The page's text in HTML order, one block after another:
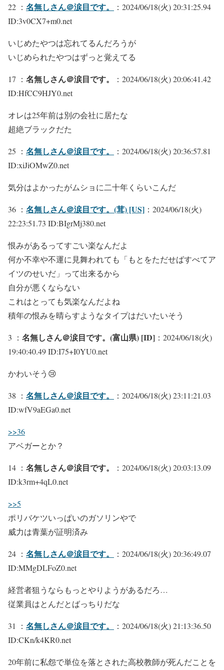
22 ： 名無しさん＠涙目です。
：2024/06/18(火) 20:31:25.94
ID:3v0CX7+m0.net
いじめたやつは忘れてるんだろうが
いじめられたやつはずっと覚えてる
17 ： 名無しさん＠涙目です。
：2024/06/18(火) 20:06:41.42
ID:HfCC9HJY0.net
オレは25年前は別の会社に居たな
超絶ブラックだた
25 ： 名無しさん＠涙目です。
：2024/06/18(火) 20:36:57.81
ID:xiJiOMwZ0.net
気分はよかったがムショに二十年くらいこんだ
36 ： 名無しさん＠涙目です。(茸) [US] ：2024/06/18(火)
22:23:51.73 ID:BIgrMj380.net
恨みがあるってすごい楽なんだよ
何か不幸や不運に見舞われても「もとをただせばすべてア
イツのせいだ」って出来るから
自分が悪くならない
これはとっても気楽なんだよね
積年の恨みを晴らすようなタイプはだいたいそう
3 ： 名無しさん＠涙目です。(富山県) [ID] ：2024/06/18(火)
19:40:40.49 ID:I75+I0YU0.net
かわいそう😢
38 ： 名無しさん＠涙目です。
：2024/06/18(火) 23:11:21.03
ID:wfV9aEGa0.net
>>36
アベガーとか？
14 ： 名無しさん＠涙目です。
：2024/06/18(火) 20:03:13.09
ID:k3rm+4qL0.net
>>5
ポリバケツいっぱいのガソリンやで
威力は青葉が証明済み
24 ： 名無しさん＠涙目です。
：2024/06/18(火) 20:36:49.07
ID:MMgDLFoZ0.net
経営者狙うならもっとやりようがあるだろ…
従業員はとんだとばっちりだな
31 ： 名無しさん＠涙目です。
：2024/06/18(火) 21:13:36.50
ID:CKn/k4KR0.net
20年前に私怨で単位を落とされた高校教師が死んだことを